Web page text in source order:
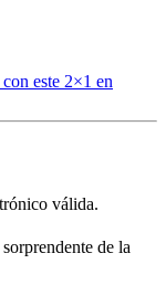
este 2×1 en
válida.
de la